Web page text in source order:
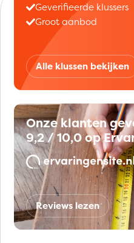
Geverifieerde klussers
Groot aanbod
Alle klussen bekijken
Onze klanten
9,2 / 10,0 op
Reviews lezen